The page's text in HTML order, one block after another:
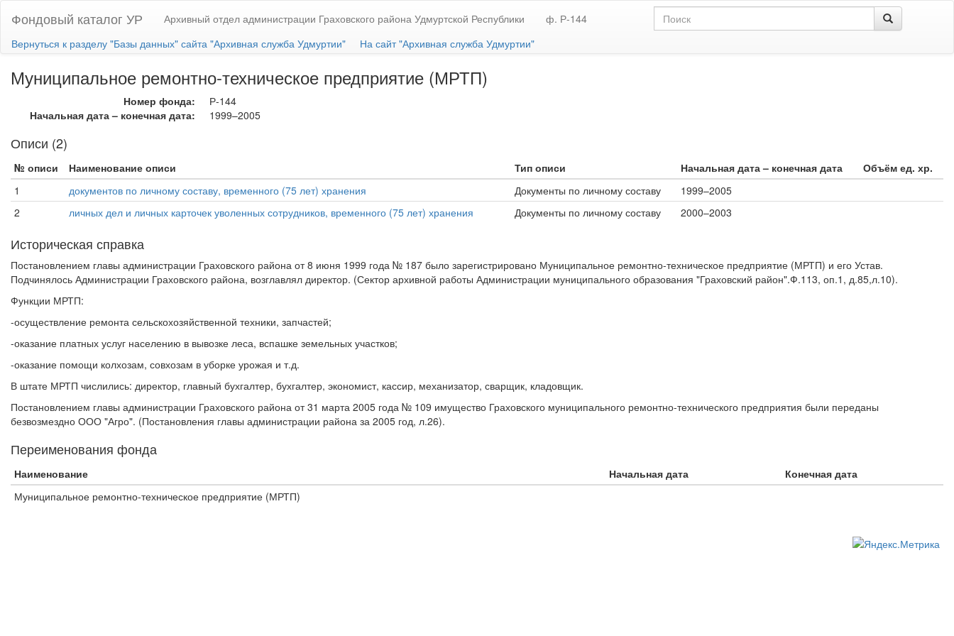
Фондовый каталог УР Архивный отдел администрации Граховского района Удмуртской Республики
ф. Р-144
Вернуться к разделу "Базы данных" сайта "Архивная служба Удмуртии"
На сайт "Архивная служба Удмуртии"
Муниципальное ремонтно-техническое предприятие (МРТП)
Номер фонда:
Р-144
Начальная дата – конечная дата:
1999–2005
Описи (2)
№ описи Наименование описи Тип описи Начальная дата – конечная дата
Объём ед. хр.
1
документов по личному составу, временного (75 лет) хранения Документы по личному составу
1999–2005
2
личных дел и личных карточек уволенных сотрудников, временного (75 лет) хранения Документы по личному составу 2000–2003
Историческая справка
Постановлением главы администрации Граховского района от 8 июня 1999 года № 187 было зарегистрировано Муниципальное ремонтно-техническое предприятие (МРТП) и его Устав.
Подчинялось Администрации Граховского района, возглавлял директор. (Сектор архивной работы Администрации муниципального образования "Граховский район".Ф.113, оп.1, д.85,л.10).
Функции МРТП:
-осуществление ремонта сельскохозяйственной техники, запчастей;
-оказание платных услуг населению в вывозке леса, вспашке земельных участков;
-оказание помощи колхозам, совхозам в уборке урожая и т.д.
В штате МРТП числились: директор, главный бухгалтер, бухгалтер, экономист, кассир, механизатор, сварщик, кладовщик.
Постановлением главы администрации Граховского района от 31 марта 2005 года № 109 имущество Граховского муниципального ремонтно-технического предприятия были переданы
безвозмездно ООО "Агро". (Постановления главы администрации района за 2005 год, л.26).
Переименования фонда
Наименование Начальная дата
Конечная дата
Муниципальное ремонтно-техническое предприятие (МРТП)